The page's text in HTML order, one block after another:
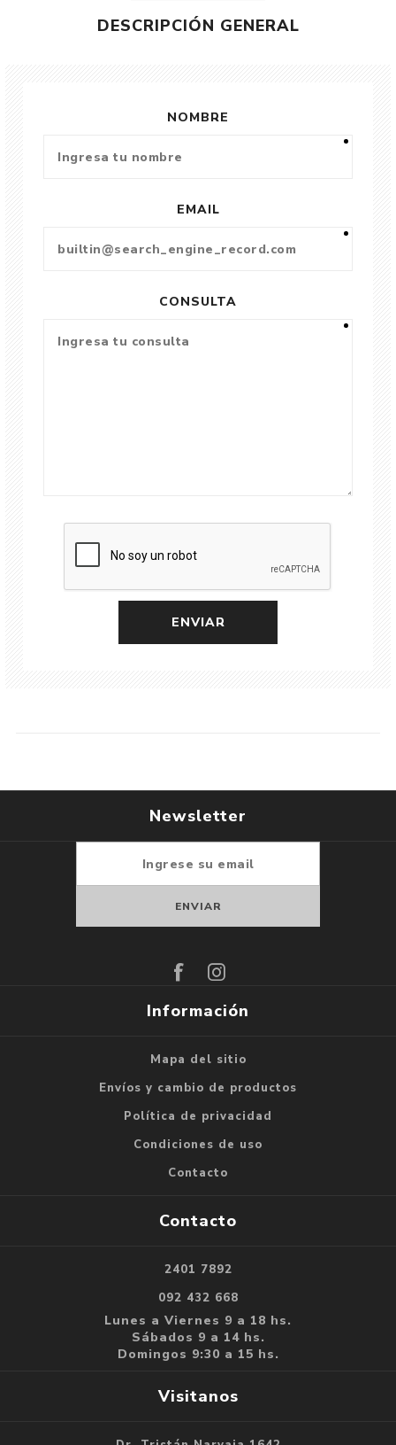
DESCRIPCIÓN GENERAL
NOMBRE
EMAIL
CONSULTA
Newsletter
Información
Mapa del sitio
Envíos y cambio de productos
Política de privacidad
Condiciones de uso
Contacto
Contacto
2401 7892
092 432 668
Lunes a Viernes 9 a 18 hs.
Sábados 9 a 14 hs.
Domingos 9:30 a 15 hs.
Visitanos